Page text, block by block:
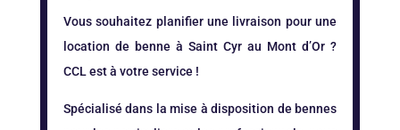
Vous souhaitez planifier une livraison pour une
location de benne à Saint Cyr au Mont d’Or ?
CCL est à votre service !
Spécialisé dans la mise à disposition de bennes